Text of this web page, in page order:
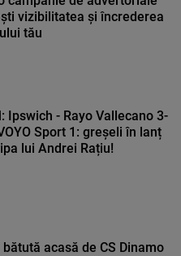
vizibilitatea și încrederea
tău
Ipswich - Rayo Vallecano 3-
Sport 1: greșeli în lanț
lui Andrei Rațiu!
bătută acasă de CS Dinamo